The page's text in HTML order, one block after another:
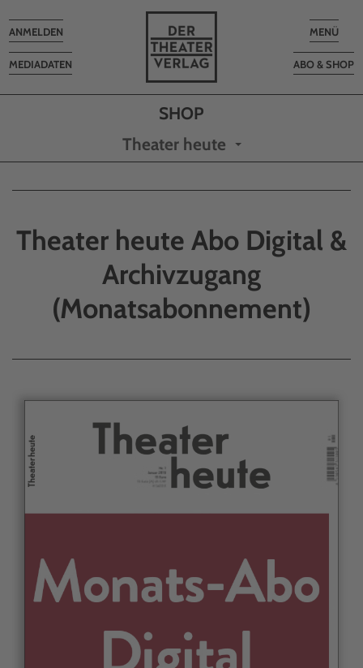
Toggle
MENÜ
ABO & SHOP
MEDIADATEN
Toggle
navigation
ANMELDEN
Theater heute
Theater heute Abo Digital &
Archivzugang
(Monatsabonnement)